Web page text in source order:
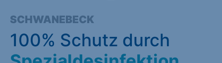
SCHWANEBECK
100% Schutz durch